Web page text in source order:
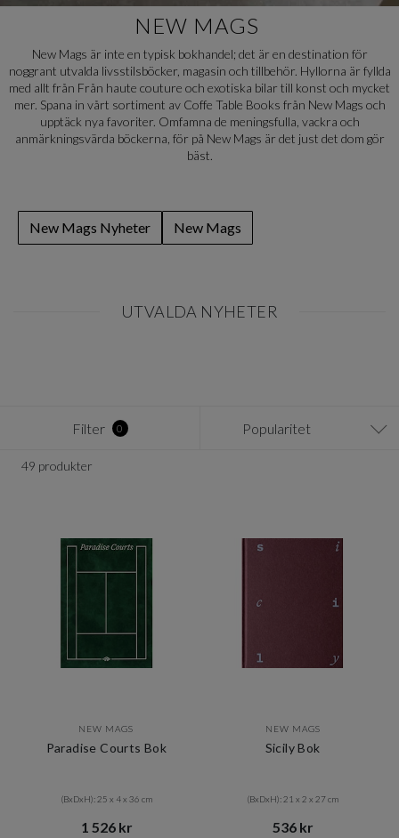
NEW MAGS
New Mags är inte en typisk bokhandel; det är en destination för
noggrant utvalda livsstilsböcker, magasin och tillbehör. Hyllorna är fyllda
med allt från Från haute couture och exotiska bilar till konst och mycket
mer. Spana in vårt sortiment av Coffe Table Books från New Mags och
upptäck nya favoriter. Omfamna de meningsfulla, vackra och
anmärkningsvärda böckerna, för på New Mags är det just det dom gör
bäst.
New Mags Nyheter New Mags
UTVALDA NYHETER
Filter 0 Popularitet
49 produkter
NEW MAGS
Paradise Courts Bok
(BxDxH): 25 x 4 x 36 cm
1 526 kr​​
NEW MAGS
Sicily Bok
(BxDxH): 21 x 2 x 27 cm
536 kr​​